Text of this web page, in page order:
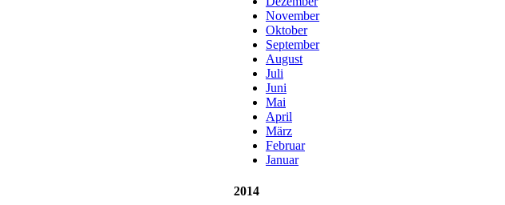
November
Oktober
September
August
Juli
Juni
Mai
April
März
Februar
Januar
2014